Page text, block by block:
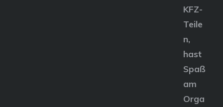
KFZ-
Teile
n,
hast
Spaß
am
Orga